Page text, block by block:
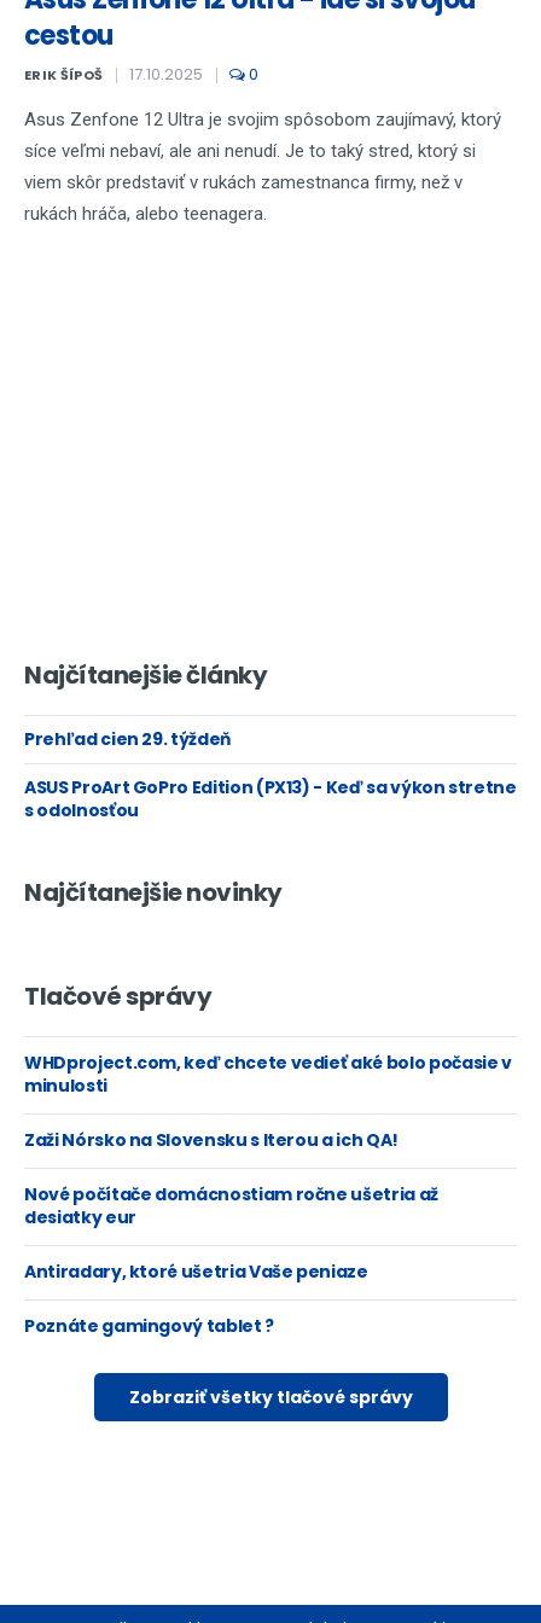
cestou
ERIK ŠÍPOŠ 17.10.2025 0
Asus Zenfone 12 Ultra je svojim spôsobom zaujímavý, ktorý
síce veľmi nebaví, ale ani nenudí. Je to taký stred, ktorý si
viem skôr predstaviť v rukách zamestnanca firmy, než v
rukách hráča, alebo teenagera.
Najčítanejšie články
Prehľad cien 29. týždeň
ASUS ProArt GoPro Edition (PX13) - Keď sa výkon stretne
s odolnosťou
Najčítanejšie novinky
Tlačové správy
WHDproject.com, keď chcete vedieť aké bolo počasie v
minulosti
Zaži Nórsko na Slovensku s Iterou a ich QA!
Nové počítače domácnostiam ročne ušetria až
desiatky eur
Antiradary, ktoré ušetria Vaše peniaze
Poznáte gamingový tablet ?
Zobraziť všetky tlačové správy